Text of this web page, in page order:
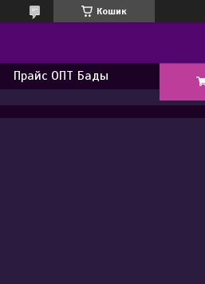
Кошик
Прайс ОПТ Бады